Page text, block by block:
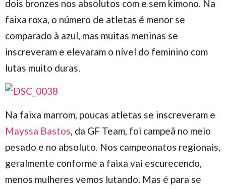
dois bronzes nos absolutos com e sem kimono. Na
faixa roxa, o número de atletas é menor se
comparado à azul, mas muitas meninas se
inscreveram e elevaram o nível do feminino com
lutas muito duras.
Na faixa marrom, poucas atletas se inscreveram e
Mayssa Bastos , da GF Team, foi campeã no meio
pesado e no absoluto. Nos campeonatos regionais,
geralmente conforme a faixa vai escurecendo,
menos mulheres vemos lutando. Mas é para se